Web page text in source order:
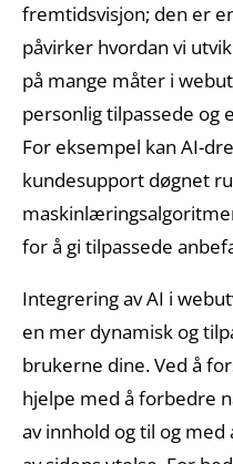
fremtidsvisjon; den er
påvirker hvordan vi
på mange måter i
personlig tilpassede og
For eksempel kan AI-
kundesupport døgnet
for å gi tilpassede
Integrering av AI i
en mer dynamisk og
brukerne dine. Ved å
hjelpe med å forbedre
av innhold og til og